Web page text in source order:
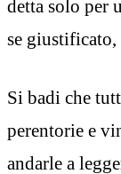
detta solo per
se giustificato,
Si badi che
perentorie e
andarle a